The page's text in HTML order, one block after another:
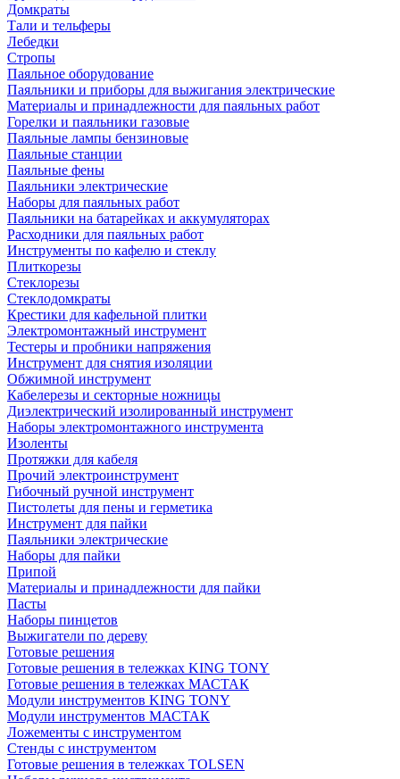
Домкраты
Тали и тельферы
Лебедки
Стропы
Паяльное оборудование
Паяльники и приборы для выжигания электрические
Материалы и принадлежности для паяльных работ
Горелки и паяльники газовые
Паяльные лампы бензиновые
Паяльные станции
Паяльные фены
Паяльники электрические
Наборы для паяльных работ
Паяльники на батарейках и аккумуляторах
Расходники для паяльных работ
Инструменты по кафелю и стеклу
Плиткорезы
Стеклорезы
Стеклодомкраты
Крестики для кафельной плитки
Электромонтажный инструмент
Тестеры и пробники напряжения
Инструмент для снятия изоляции
Обжимной инструмент
Кабелерезы и секторные ножницы
Диэлектрический изолированный инструмент
Наборы электромонтажного инструмента
Изоленты
Протяжки для кабеля
Прочий электроинструмент
Гибочный ручной инструмент
Пистолеты для пены и герметика
Инструмент для пайки
Паяльники электрические
Наборы для пайки
Припой
Материалы и принадлежности для пайки
Пасты
Наборы пинцетов
Выжигатели по дереву
Готовые решения
Готовые решения в тележках KING TONY
Готовые решения в тележках МАСТАК
Модули инструментов KING TONY
Модули инструментов МАСТАК
Ложементы с инструментом
Стенды с инструментом
Готовые решения в тележках TOLSEN